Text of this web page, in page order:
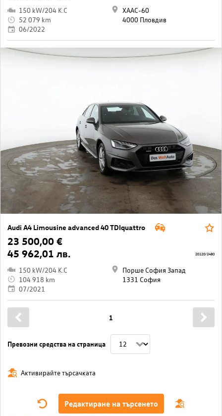
150 kW/204 K.C
52 079 km
06/2022
ХААС-60
4000 Пловдив
Audi A4 Limousine advanced 40 TDIquattro
23 500,00 €
45 962,01 лв.
150 kW/204 K.C
104 918 km
07/2021
Порше София Запад
1331 София
20120/2480
Превозни средства на страница
1
Активирайте търсачката
Редактиране на търсенето